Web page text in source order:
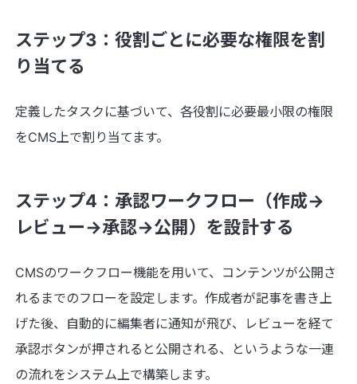
ステップ3：役割ごとに必要な権限を割
り当てる
定義したタスクに基づいて、各役割に必要最小限の権限
をCMS上で割り当てます。
ステップ4：承認ワークフロー（作成→
レビュー→承認→公開）を設計する
CMSのワークフロー機能を用いて、コンテンツが公開さ
れるまでのフローを設定します。作成者が記事を書き上
げた後、自動的に編集者に通知が飛び、レビューを経て
承認ボタンが押されると公開される、というような一連
の流れをシステム上で構築します。